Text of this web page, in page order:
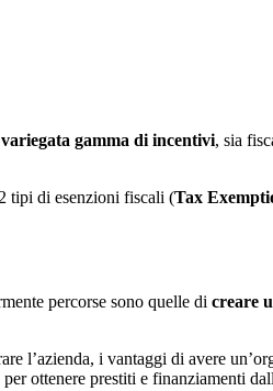
variegata gamma di incentivi, sia
tipi di esenzioni fiscali (Tax
percorse sono quelle di creare
l’azienda, i vantaggi di avere
ottenere prestiti e finanziamenti